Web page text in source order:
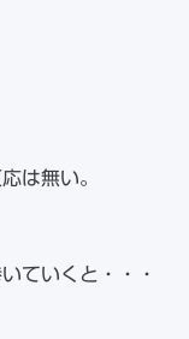
は無い。
ていくと・・・